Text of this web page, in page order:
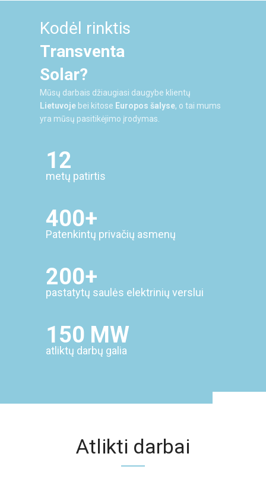
Kodėl rinktis
Transventa
Solar?
Mūsų darbais džiaugiasi daugybe klientų
Lietuvoje bei kitose Europos šalyse, o tai mums
yra mūsų pasitikėjimo įrodymas.
12
metų patirtis
400+
Patenkintų privačių asmenų
200+
pastatytų saulės elektrinių verslui
150 MW
atliktų darbų galia
Atlikti darbai